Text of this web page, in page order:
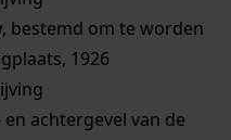
bestemd om te worden
1926
achtergevel van de